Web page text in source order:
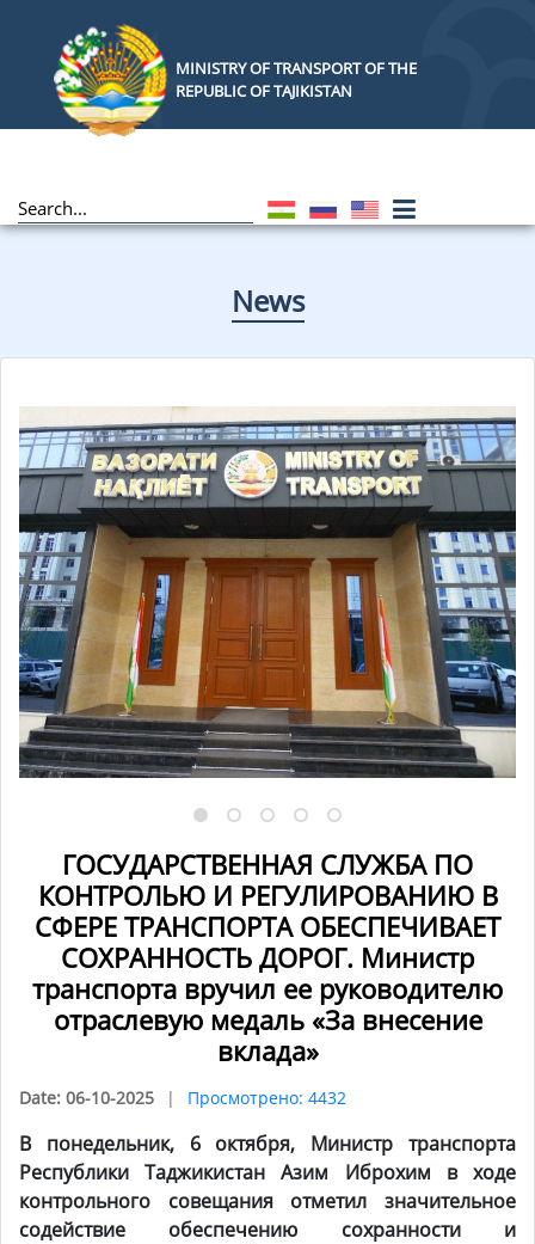
MINISTRY OF TRANSPORT OF THE
REPUBLIC OF TAJIKISTAN
News
ГОСУДАРСТВЕННАЯ СЛУЖБА ПО
КОНТРОЛЬЮ И РЕГУЛИРОВАНИЮ В
СФЕРЕ ТРАНСПОРТА ОБЕСПЕЧИВАЕТ
СОХРАННОСТЬ ДОРОГ. Министр
транспорта вручил ее руководителю
отраслевую медаль «За внесение
вклада»
Date: 06-10-2025 Просмотрено: 4432
В понедельник, 6 октября, Министр транспорта
Республики Таджикистан Азим Иброхим в ходе
контрольного совещания отметил значительное
содействие обеспечению сохранности и